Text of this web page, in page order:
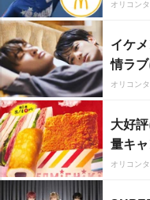
オリコン
イケ
情ラ
オリコン
大好
量キ
オリコン